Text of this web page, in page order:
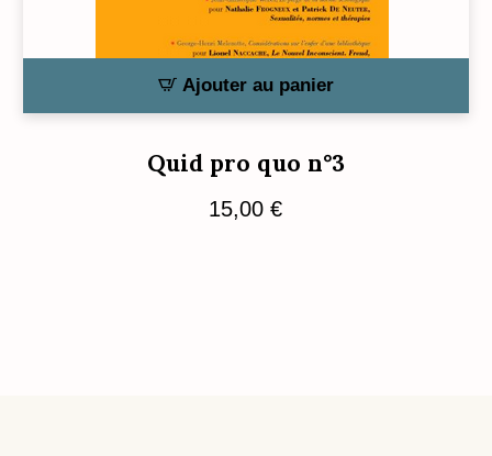
Ajouter au panier
Quid pro quo n°3
15,00 €